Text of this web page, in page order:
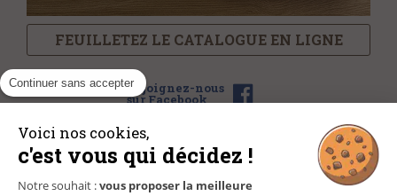
Continuer sans accepter
Voici nos cookies,
c'est vous qui décidez !
Notre souhait :vous proposer la meilleure
FEUILLETEZ LE CATALOGUE EN LIGNE
Rejoignez-nous
sur Facebook
NOS MAGASINS